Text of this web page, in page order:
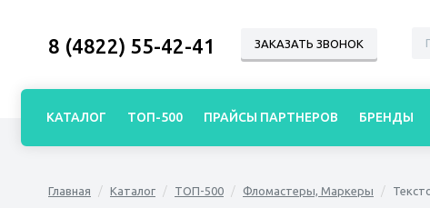
Главная Каталог ТОП-500 Фломастеры, Маркеры
8 (4822) 55-42-41 ЗАКАЗАТЬ ЗВОНОК
КАТАЛОГ ТОП-500 ПРАЙСЫ ПАРТНЕРОВ БРЕНДЫ